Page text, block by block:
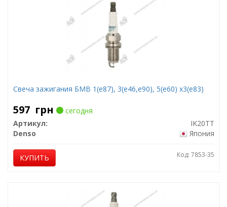
Свеча зажигания БМВ 1(е87), 3(е46,е90), 5(е60) х3(е83)
597 грн
сегодня
Артикул:
IK20TT
Denso
Япония
КУПИТЬ Код: 7853-35